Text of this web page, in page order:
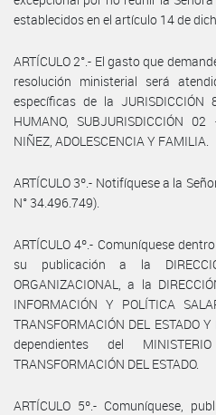
establecidos en el artículo 14 de
ARTÍCULO 2°.- El gasto que
resolución ministerial será
específicas de la JURISDICCIÓN
HUMANO, SUBJURISDICCIÓN
NIÑEZ, ADOLESCENCIA Y FAMILIA.
ARTÍCULO 3º.- Notifíquese a la
N° 34.496.749).
ARTÍCULO 4º.- Comuníquese
su publicación a la
ORGANIZACIONAL, a la
INFORMACIÓN Y POLÍTICA
TRANSFORMACIÓN DEL ESTADO
dependientes del
TRANSFORMACIÓN DEL ESTADO.
ARTÍCULO 5º.- Comuníquese,